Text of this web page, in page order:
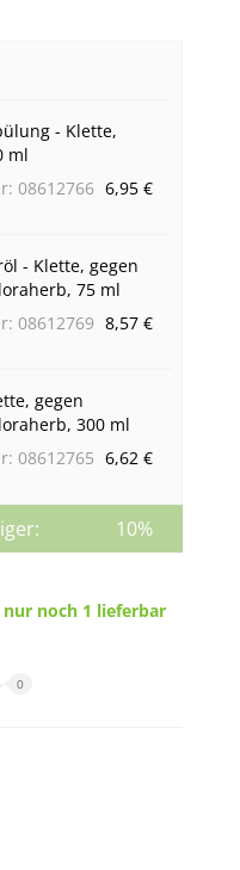
- Klette,
ml
08612766 6,95 €
- Klette, gegen
75 ml
08612769 8,57 €
gegen
300 ml
08612765 6,62 €
10%
noch 1 lieferbar
0